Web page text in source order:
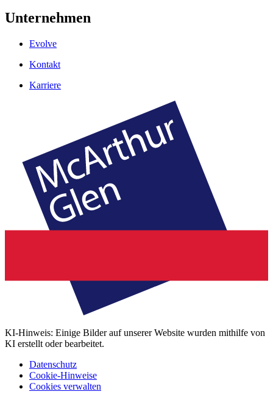
Unternehmen
Evolve
Kontakt
Karriere
KI-Hinweis: Einige Bilder auf unserer Website wurden mithilfe von
KI erstellt oder bearbeitet.
Datenschutz
Cookie-Hinweise
Cookies verwalten